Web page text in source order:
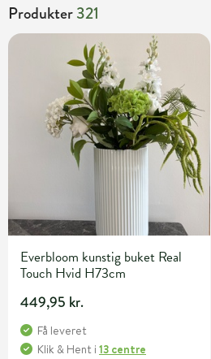
Produkter321
Everbloom kunstig buket Real
Touch Hvid H73cm
449,95 kr.
Få leveret
Klik & Hent i 13 centre